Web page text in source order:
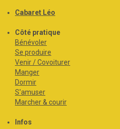
Cabaret Léo
Côté pratique
Bénévoler
Se produire
Venir / Covoiturer
Manger
Dormir
S'amuser
Marcher & courir
Infos